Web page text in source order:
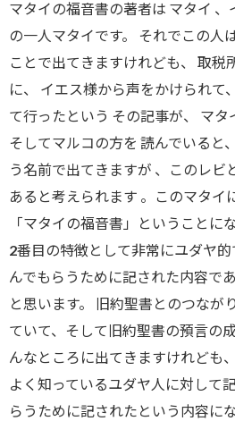
マタイの福音書の著者は マタイ
の一人マタイです。 それでこの人
ことで出てきますけれども、 取税
に、 イエス様から声をかけられて
て行ったという その記事が、 マタ
そしてマルコの方を 読んでいると
う名前で出てきますが 、このレビ
あると考えられます 。このマタイ
「マタイの福音書」ということにな
2番目の特徴として非常にユダヤ
んでもらうために記された内容で
と思います。 旧約聖書とのつなが
ていて、そして旧約聖書の預言の
んなところに出てきますけれども
よく知っているユダヤ人に対して
らうために記されたという内容にな